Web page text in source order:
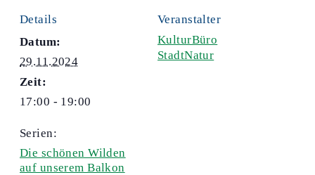
Details
Datum:
29.11.2024
Zeit:
17:00 - 19:00
Serien:
Die schönen Wilden
auf unserem Balkon
Veranstalter
KulturBüro
StadtNatur